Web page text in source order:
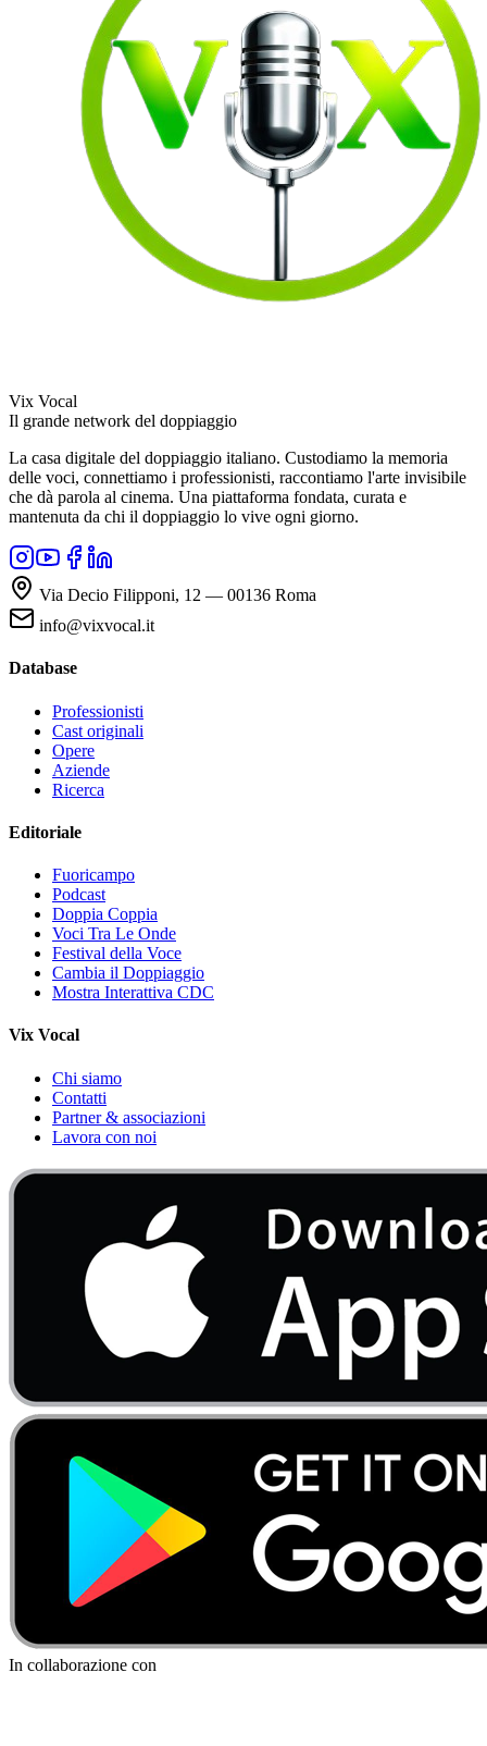
Vix Vocal
Il grande network del doppiaggio
La casa digitale del doppiaggio italiano. Custodiamo la memoria
delle voci, connettiamo i professionisti, raccontiamo l'arte invisibile
che dà parola al cinema. Una piattaforma fondata, curata e
mantenuta da chi il doppiaggio lo vive ogni giorno.
Via Decio Filipponi, 12 — 00136 Roma
info@vixvocal.it
Database
Professionisti
Cast originali
Opere
Aziende
Ricerca
Editoriale
Fuoricampo
Podcast
Doppia Coppia
Voci Tra Le Onde
Festival della Voce
Cambia il Doppiaggio
Mostra Interattiva CDC
Vix Vocal
Chi siamo
Contatti
Partner & associazioni
Lavora con noi
In collaborazione con